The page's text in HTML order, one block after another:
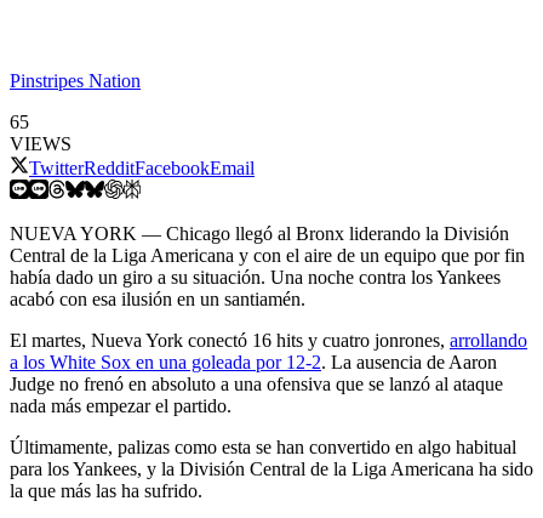
Pinstripes Nation
65
VIEWS
TwitterRedditFacebookEmail
NUEVA YORK — Chicago llegó al Bronx liderando la División
Central de la Liga Americana y con el aire de un equipo que por fin
había dado un giro a su situación. Una noche contra los Yankees
acabó con esa ilusión en un santiamén.
El martes, Nueva York conectó 16 hits y cuatro jonrones, arrollando
a los White Sox en una goleada por 12-2. La ausencia de Aaron
Judge no frenó en absoluto a una ofensiva que se lanzó al ataque
nada más empezar el partido.
Últimamente, palizas como esta se han convertido en algo habitual
para los Yankees, y la División Central de la Liga Americana ha sido
la que más las ha sufrido.